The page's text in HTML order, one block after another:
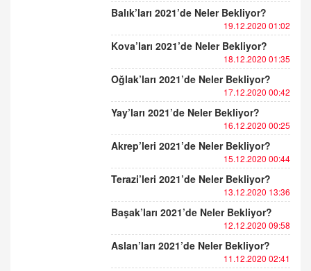
Balık’ları 2021’de Neler Bekliyor?
19.12.2020 01:02
Kova’ları 2021’de Neler Bekliyor?
18.12.2020 01:35
Oğlak’ları 2021’de Neler Bekliyor?
17.12.2020 00:42
Yay’ları 2021’de Neler Bekliyor?
16.12.2020 00:25
Akrep’leri 2021’de Neler Bekliyor?
15.12.2020 00:44
Terazi’leri 2021’de Neler Bekliyor?
13.12.2020 13:36
Başak’ları 2021’de Neler Bekliyor?
12.12.2020 09:58
Aslan’ları 2021’de Neler Bekliyor?
11.12.2020 02:41